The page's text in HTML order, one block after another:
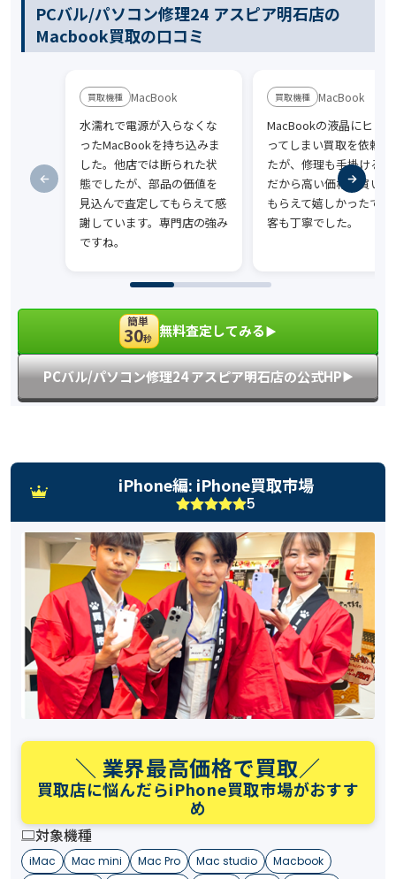
PCバル/パソコン修理24 アスピア明石店の
Macbook買取の口コミ
MacBook
水濡れで電源が入らなくな
ったMacBookを持ち込みま
した。他店では断られた状
態でしたが、部品の価値を
見込んで査定してもらえて感
謝しています。専門店の強み
ですね。
MacBook
MacBookの液晶にヒビ
ってしまい買取を依頼し
たが、修理も手掛ける
だから高い価格で買い取
もらえて嬉しかったです
客も丁寧でした。
簡単
30秒 無料査定してみる▶︎
PCバル/パソコン修理24 アスピア明石店の公式HP▶︎
iPhone編: iPhone買取市場
5
＼ 業界最高価格で買取／
買取店に悩んだらiPhone買取市場がおすす
め
対象機種
iMac Mac mini Mac Pro Mac studio
Macbook